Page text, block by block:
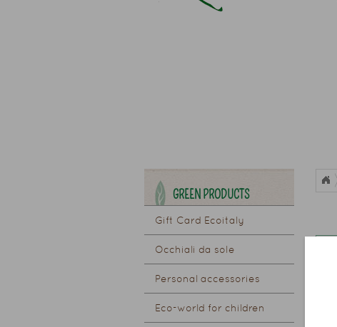
GREEN PRODUCTS
Gift Card Ecoitaly
Occhiali da sole
Personal accessories
Eco-world for children